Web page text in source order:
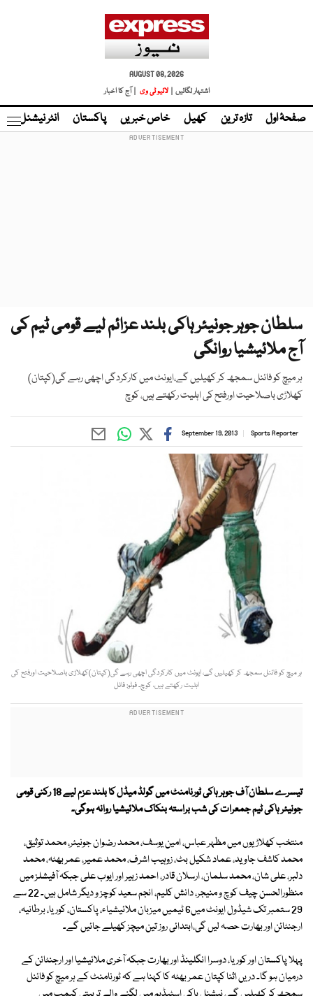
AUGUST 08, 2026
اشتہار لگائیں |
لائیو ٹی وی | آج کا اخبار
صفحۂ اول تازہ ترین کھیل خاص خبریں پاکستان انٹر نیشنل
سلطان جوہر جونیئر ہاکی بلند عزائم لیے قومی ٹیم کی
آج ملائیشیا روانگی
ہر میچ کو فائنل سمجھ کر کھیلیں گے،ایونٹ میں کارکردگی اچھی رہے گی(کپتان)
کھلاڑی باصلاحیت اورفتح کی اہلیت رکھتے ہیں، کوچ
Sports Reporter
September 19, 2013
ہر میچ کو فائنل سمجھ کر کھیلیں گے، ایونٹ میں کارکردگی اچھی رہے گی(کپتان)کھلاڑی باصلاحیت اورفتح کی
اہلیت رکھتے ہیں، کوچ۔ فوٹو: فائل
تیسرے سلطان آف جوہر ہاکی ٹورنامنٹ میں گولڈ میڈل کا بلند عزم لیے 18 رکنی قومی
جونیئر ہاکی ٹیم جمعرات کی شب براستہ بنکاک ملائیشیا روانہ ہوگی۔
منتخب کھلاڑیوں میں مظہر عباس، امین یوسف، محمد رضوان جونیئر، محمد توثیق،
محمد کاشف جاوید، عماد شکیل بٹ، زوہیب اشرف، محمد عمیر، عمر بھٹہ، محمد
دلبر، علی شان، محمد سلمان، ارسلان قادر، احمد زبیر اور ایوب علی جبکہ آفیشلز میں
منظورالحسن چیف کوچ و منیجر، دانش کلیم، انجم سعید کوچز و دیگر شامل ہیں۔ 22 سے
29 ستمبر تک شیڈول ایونٹ میں6 ٹیمیں میزبان ملائیشیاء، پاکستان، کوریا، برطانیہ،
ارجنٹائن اور بھارت حصہ لیں گی،ابتدائی روز تین میچز کھیلے جائیں گے۔
پہلا پاکستان اور کوریا، دوسرا انگلینڈ اور بھارت جبکہ آخری ملائیشیا اور ارجنٹائن کے
درمیان ہو گا۔ دریں اثنا کپتان عمر بھٹہ کا کہنا ہے کہ ٹورنامنٹ کے ہر میچ کو فائنل